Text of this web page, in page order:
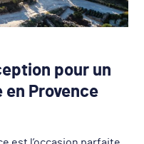
pour un
en Provence